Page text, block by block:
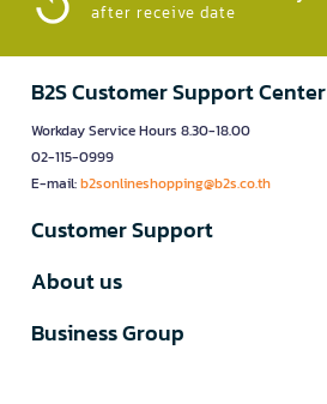
after receive date
B2S Customer Support Center
Workday Service Hours 8.30-18.00
02-115-0999
E-mail:b2sonlineshopping@b2s.co.th
Customer Support
About us
Business Group